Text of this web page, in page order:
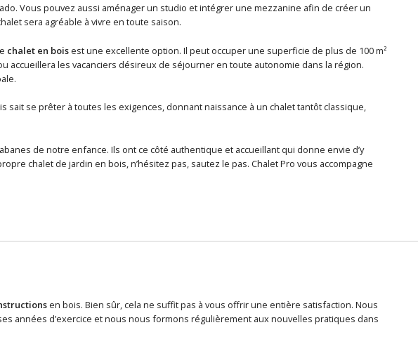
Vous pouvez aussi aménager un studio et intégrer une mezzanine afin de créer un
sera agréable à vivre en toute saison.
chalet en boisest une excellente option. Il peut occuper une superficie de plus de 100 m²
accueillera les vacanciers désireux de séjourner en toute autonomie dans la région.
sait se prêter à toutes les exigences, donnant naissance à un chalet tantôt classique,
de notre enfance. Ils ont ce côté authentique et accueillant qui donne envie d’y
chalet de jardin en bois, n’hésitez pas, sautez le pas. Chalet Pro vous accompagne
en bois. Bien sûr, cela ne suffit pas à vous offrir une entière satisfaction. Nous
années d’exercice et nous nous formons régulièrement aux nouvelles pratiques dans